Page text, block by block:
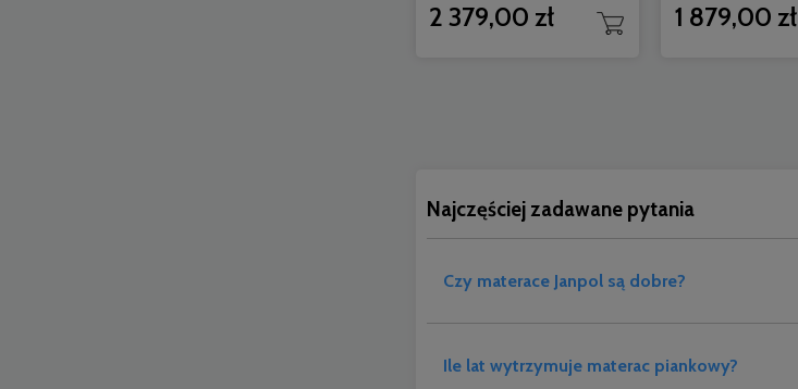
2 379,00 zł 1 879,00 zł
Najczęściej zadawane pytania
Czy materace Janpol są dobre?
Ile lat wytrzymuje materac piankowy?